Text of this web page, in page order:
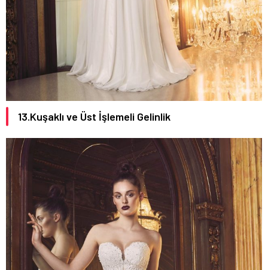
13.Kuşaklı ve Üst İşlemeli Gelinlik